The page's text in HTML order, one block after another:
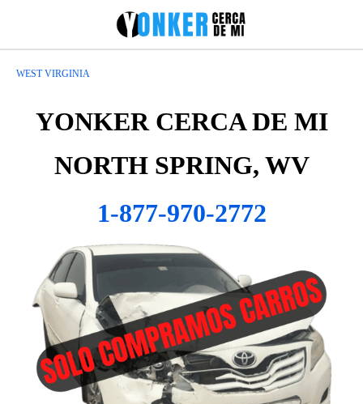
WEST VIRGINIA
YONKER CERCA DE MI
NORTH SPRING, WV
1-877-970-2772